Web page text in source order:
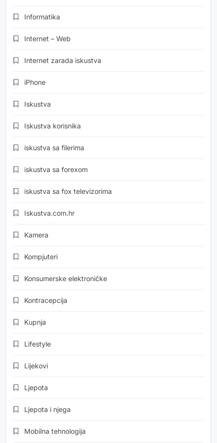
Informatika
Internet – Web
Internet zarada iskustva
iPhone
Iskustva
Iskustva korisnika
iskustva sa filerima
iskustva sa forexom
iskustva sa fox televizorima
Iskustva.com.hr
Kamera
Kompjuteri
Konsumerske elektroničke
Kontracepcija
Kupnja
Lifestyle
Lijekovi
Ljepota
Ljepota i njega
Mobilna tehnologija